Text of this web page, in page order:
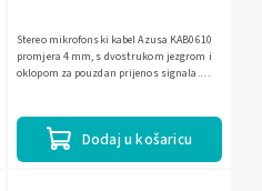
Dodaj u košaricu
Stereo mikrofonski kabel Azusa KAB0610
promjera 4 mm, s dvostrukom jezgrom i
oklopom za pouzdan prijenos signala.